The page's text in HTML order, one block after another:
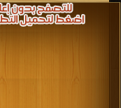
كتب 1966
كتب 1965
كتب 1962
كتب 1961
كتب 1957